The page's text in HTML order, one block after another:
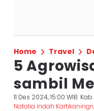
Home Travel
5
sambil
11 Des 2024, 15:00 WIB
Natalia Indah